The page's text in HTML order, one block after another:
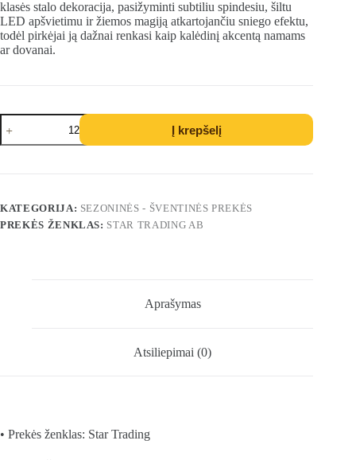
klasės stalo dekoracija, pasižyminti subtiliu spindesiu, šiltu
LED apšvietimu ir žiemos magiją atkartojančiu sniego efektu,
todėl pirkėjai ją dažnai renkasi kaip kalėdinį akcentą namams
ar dovanai.
produkto
kiekis:
LED
Į krepšelį
KATEGORIJA: SEZONINĖS - ŠVENTINĖS PREKĖS
PREKĖS ŽENKLAS: STAR TRADING AB
Aprašymas
Atsiliepimai (0)
• Prekės ženklas: Star Trading